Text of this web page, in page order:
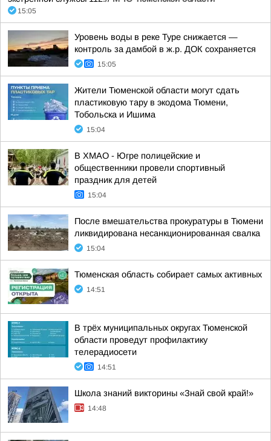
15:05
Уровень воды в реке Туре снижается —
контроль за дамбой в ж.р. ДОК сохраняется
15:05
Жители Тюменской области могут сдать
пластиковую тару в экодома Тюмени,
Тобольска и Ишима
15:04
В ХМАО - Югре полицейские и
общественники провели спортивный
праздник для детей
15:04
После вмешательства прокуратуры в Тюмени
ликвидирована несанкционированная свалка
15:04
Тюменская область собирает самых активных
14:51
В трёх муниципальных округах Тюменской
области проведут профилактику
телерадиосети
14:51
Школа знаний викторины «Знай свой край!»
14:48